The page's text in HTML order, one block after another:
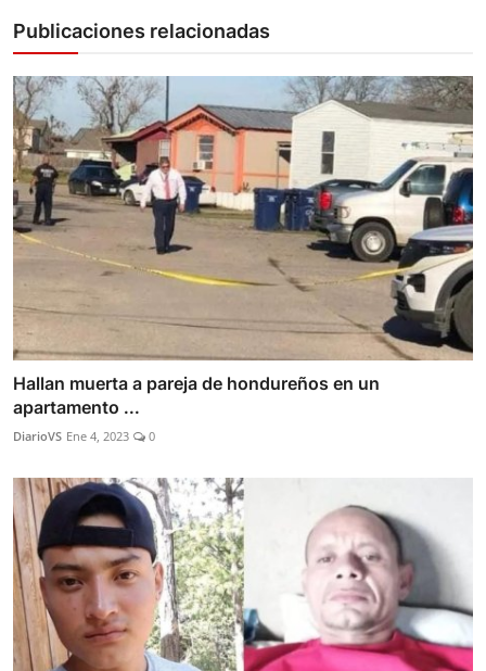
Publicaciones relacionadas
Hallan muerta a pareja de hondureños en un
apartamento ...
DiarioVS Ene 4, 2023 0